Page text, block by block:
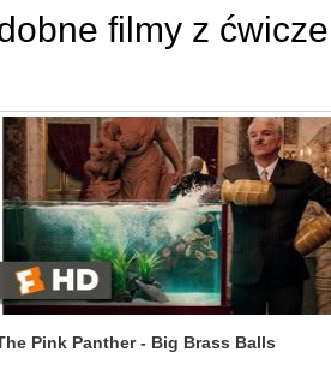
filmy z
Pink Panther - Big Brass Balls